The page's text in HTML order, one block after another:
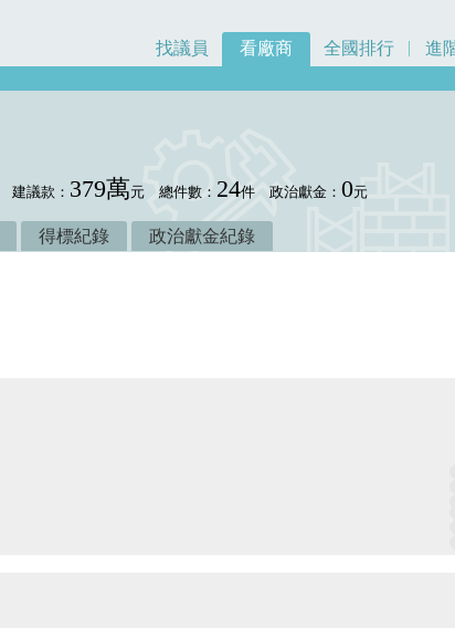
找議員 看廠商 全國排行 進
建議款： 379萬元 總件數： 24件 政治獻金：0元
得標紀錄 政治獻金紀錄